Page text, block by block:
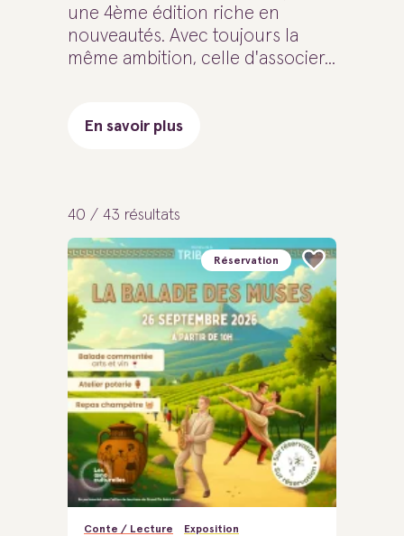
une 4ème édition riche en
nouveautés. Avec toujours la
même ambition, celle d'associer...
En savoir plus
40 / 43 résultats
Conte / Lecture Exposition
Réservation